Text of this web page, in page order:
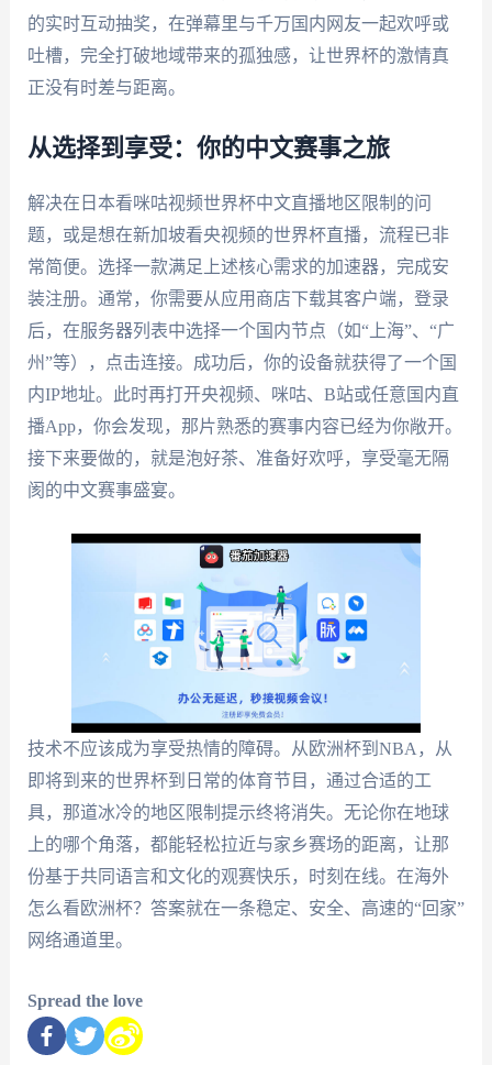
的实时互动抽奖，在弹幕里与千万国内网友一起欢呼或
吐槽，完全打破地域带来的孤独感，让世界杯的激情真
正没有时差与距离。
从选择到享受：你的中文赛事之旅
解决在日本看咪咕视频世界杯中文直播地区限制的问
题，或是想在新加坡看央视频的世界杯直播，流程已非
常简便。选择一款满足上述核心需求的加速器，完成安
装注册。通常，你需要从应用商店下载其客户端，登录
后，在服务器列表中选择一个国内节点（如“上海”、“广
州”等），点击连接。成功后，你的设备就获得了一个国
内IP地址。此时再打开央视频、咪咕、B站或任意国内直
播App，你会发现，那片熟悉的赛事内容已经为你敞开。
接下来要做的，就是泡好茶、准备好欢呼，享受毫无隔
阂的中文赛事盛宴。
技术不应该成为享受热情的障碍。从欧洲杯到NBA，从
即将到来的世界杯到日常的体育节目，通过合适的工
具，那道冰冷的地区限制提示终将消失。无论你在地球
上的哪个角落，都能轻松拉近与家乡赛场的距离，让那
份基于共同语言和文化的观赛快乐，时刻在线。在海外
怎么看欧洲杯？答案就在一条稳定、安全、高速的“回家”
网络通道里。
Spread the love